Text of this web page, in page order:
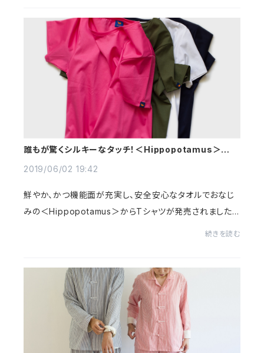
誰もが驚くシルキーなタッチ！＜Hippopotamus＞が作
2019/06/02 19:42
鮮やか、かつ機能面が充実し、安全安心なタオルでおなじ
みの＜Hippopotamus＞からTシャツが発売されました。
続きを読む